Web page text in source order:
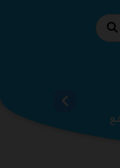
استضافة المواقع